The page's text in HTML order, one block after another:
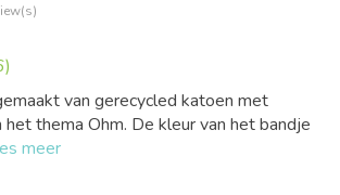
van gerecycled katoen met
thema Ohm. De kleur van het bandje
meer